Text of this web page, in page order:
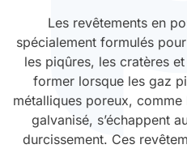
Polyessence
Oxysac
Durcissement UV
Les revêtements en
spécialement formulés
les piqûres, les cratères
former lorsque les gaz
métalliques poreux, comme
galvanisé, s’échappent
durcissement. Ces